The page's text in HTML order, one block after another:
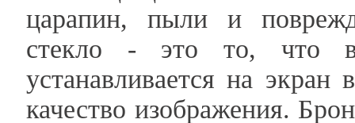
царапин, пыли и
стекло - это то, что
устанавливается на
качество изображения.